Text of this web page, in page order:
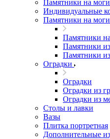
Памятники на
Индивидуальные
Памятники на
Памятники
Памятники
Памятники
Оградки
Оградки
Оградки из
Оградки из
Столы и лавки
Вазы
Плитка портретная
Дополнительные